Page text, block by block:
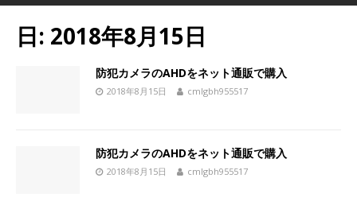
日: 2018年8月15日
防犯カメラのAHDをネット通販で購入
2018年8月15日 cmlgbh955517
防犯カメラのAHDをネット通販で購入
2018年8月15日 cmlgbh955517